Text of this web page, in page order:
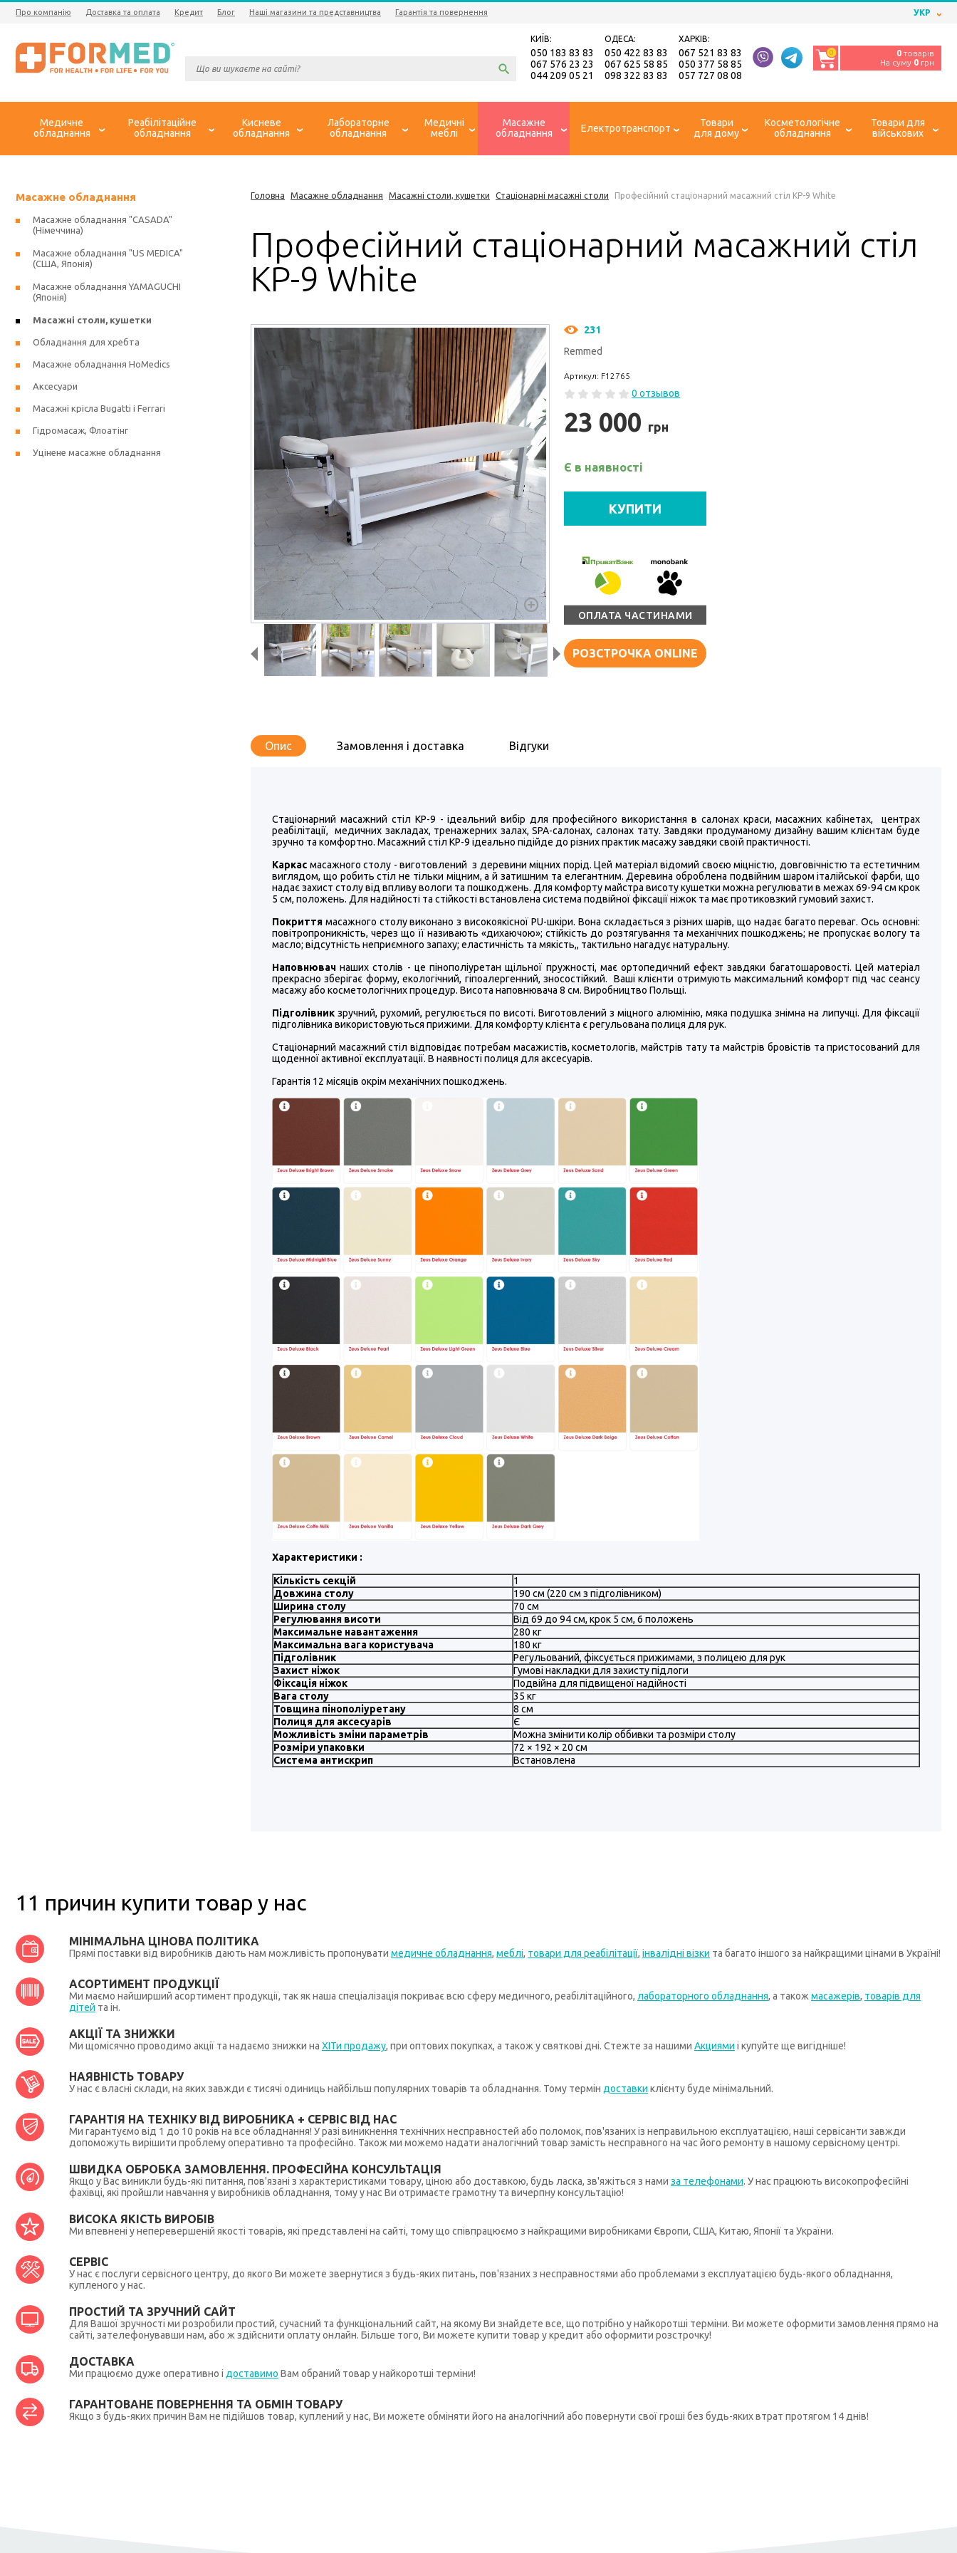
Про компанію Доставка та оплата Кредит Блог Наші магазини та представництва Гарантія та повернення УКР
КИЇВ:
050 183 83 83
067 576 23 23
044 209 05 21
ОДЕСА:
050 422 83 83
067 625 58 85
098 322 83 83
ХАРКІВ:
067 521 83 83
050 377 58 85
057 727 08 08
0 0 товарів
На суму 0 грн
Медичне
обладнання
Реабілітаційне
обладнання
Кисневе
обладнання
Лабораторне
обладнання
Медичні
меблі
Масажне
обладнання
Електротранспорт
Товари
для дому
Косметологічне
обладнання
Товари для
військових
Головна Масажне обладнання Масажні столи, кушетки Стаціонарні масажні столи Професійний стаціонарний масажний стіл KP-9 White
Професійний стаціонарний масажний стіл
KP-9 White
231
Remmed
Артикул: F12765
0 отзывов
23 000 грн
Є в наявності
КУПИТИ
ОПЛАТА ЧАСТИНАМИ
РОЗСТРОЧКА ONLINE
Опис Замовлення і доставка Відгуки
Стаціонарний масажний стіл КР-9 - ідеальний вибір для професійного використання в салонах краси, масажних кабінетах, центрах
реабілітації, медичних закладах, тренажерних залах, SPA-салонах, салонах тату. Завдяки продуманому дизайну вашим клієнтам буде
зручно та комфортно. Масажний стіл КР-9 ідеально підійде до різних практик масажу завдяки своїй практичності.
Каркас масажного столу - виготовлений з деревини міцних порід. Цей матеріал відомий своєю міцністю, довговічністю та естетичним
виглядом, що робить стіл не тільки міцним, а й затишним та елегантним. Деревина оброблена подвійним шаром італійської фарби, що
надає захист столу від впливу вологи та пошкоджень. Для комфорту майстра висоту кушетки можна регулювати в межах 69-94 см крок
5 см, положень. Для надійності та стійкості встановлена система подвійної фіксації ніжок та має протиковзкий гумовий захист.
Покриття масажного столу виконано з високоякісної PU-шкіри. Вона складається з різних шарів, що надає багато переваг. Ось основні:
повітропроникність, через що її називають «дихаючою»; стійкість до розтягування та механічних пошкоджень; не пропускає вологу та
масло; відсутність неприємного запаху; еластичність та мякість,, тактильно нагадує натуральну.
Наповнювач наших столів - це пінополіуретан щільної пружності, має ортопедичний ефект завдяки багатошаровості. Цей матеріал
прекрасно зберігає форму, екологічний, гіпоалергенний, зносостійкий. Ваші клієнти отримують максимальний комфорт під час сеансу
масажу або косметологічних процедур. Висота наповнювача 8 см. Виробництво Польщі.
Підголівник зручний, рухомий, регулюється по висоті. Виготовлений з міцного алюмінію, мяка подушка знімна на липучці. Для фіксації
підголівника використовуються прижими. Для комфорту клієнта є регульована полиця для рук.
Стаціонарний масажний стіл відповідає потребам масажистів, косметологів, майстрів тату та майстрів бровістів та пристосований для
щоденної активної експлуатації. В наявності полиця для аксесуарів.
Гарантія 12 місяців окрім механічних пошкоджень.
Характеристики :
Кількість секцій
1
Довжина столу
190 см (220 см з підголівником)
Ширина столу
70 см
Регулювання висоти
Від 69 до 94 см, крок 5 см, 6 положень
Максимальне навантаження
280 кг
Максимальна вага користувача
180 кг
Підголівник
Регульований, фіксується прижимами, з полицею для рук
Захист ніжок
Гумові накладки для захисту підлоги
Фіксація ніжок
Подвійна для підвищеної надійності
Вага столу
35 кг
Товщина пінополіуретану
8 см
Полиця для аксесуарів
Є
Можливість зміни параметрів
Можна змінити колір оббивки та розміри столу
Розміри упаковки
72 × 192 × 20 см
Система антискрип
Встановлена
Масажне обладнання
Масажне обладнання "CASADA"
(Німеччина)
Масажне обладнання "US MEDICA"
(США, Японія)
Масажне обладнання YAMAGUCHI
(Японія)
Масажні столи, кушетки
Обладнання для хребта
Масажне обладнання HoMedics
Аксесуари
Масажні крісла Bugatti і Ferrari
Гідромасаж, Флоатінг
Уцінене масажне обладнання
11 причин купити товар у нас
МІНІМАЛЬНА ЦІНОВА ПОЛІТИКА
Прямі поставки від виробників дають нам можливість пропонувати медичне обладнання, меблі, товари для реабілітації, інвалідні візки та багато іншого за найкращими цінами в Україні!
АСОРТИМЕНТ ПРОДУКЦІЇ
Ми маємо найширший асортимент продукції, так як наша спеціалізація покриває всю сферу медичного, реабілітаційного, лабораторного обладнання, а такожмасажерів, товарів для
дітей та ін.
АКЦІЇ ТА ЗНИЖКИ
Ми щомісячно проводимо акції та надаємо знижки на ХІТи продажу, при оптових покупках, а також у святкові дні. Стежте за нашими Акциями і купуйте ще вигідніше!
НАЯВНІСТЬ ТОВАРУ
У нас є власні склади, на яких завжди є тисячі одиниць найбільш популярних товарів та обладнання. Тому термін доставки клієнту буде мінімальний.
ГАРАНТІЯ НА ТЕХНІКУ ВІД ВИРОБНИКА + СЕРВІС ВІД НАС
Ми гарантуємо від 1 до 10 років на все обладнання! У разі виникнення технічних несправностей або поломок, пов'язаних із неправильною експлуатацією, наші сервісанти завжди
допоможуть вирішити проблему оперативно та професійно. Також ми можемо надати аналогічний товар замість несправного на час його ремонту в нашому сервісному центрі.
ШВИДКА ОБРОБКА ЗАМОВЛЕННЯ. ПРОФЕСІЙНА КОНСУЛЬТАЦІЯ
Якщо у Вас виникли будь-які питання, пов'язані з характеристиками товару, ціною або доставкою, будь ласка, зв'яжіться з нами за телефонами. У нас працюють високопрофесійні
фахівці, які пройшли навчання у виробників обладнання, тому у нас Ви отримаєте грамотну та вичерпну консультацію!
ВИСОКА ЯКІСТЬ ВИРОБІВ
Ми впевнені у неперевершеній якості товарів, які представлені на сайті, тому що співпрацюємо з найкращими виробниками Європи, США, Китаю, Японії та України.
СЕРВІС
У нас є послуги сервісного центру, до якого Ви можете звернутися з будь-яких питань, пов'язаних з несправностями або проблемами з експлуатацією будь-якого обладнання,
купленого у нас.
ПРОСТИЙ ТА ЗРУЧНИЙ САЙТ
Для Вашої зручності ми розробили простий, сучасний та функціональний сайт, на якому Ви знайдете все, що потрібно у найкоротші терміни. Ви можете оформити замовлення прямо на
сайті, зателефонувавши нам, або ж здійснити оплату онлайн. Більше того, Ви можете купити товар у кредит або оформити розстрочку!
ДОСТАВКА
Ми працюємо дуже оперативно і доставимо Вам обраний товар у найкоротші терміни!
ГАРАНТОВАНЕ ПОВЕРНЕННЯ ТА ОБМІН ТОВАРУ
Якщо з будь-яких причин Вам не підійшов товар, куплений у нас, Ви можете обміняти його на аналогічний або повернути свої гроші без будь-яких втрат протягом 14 днів!